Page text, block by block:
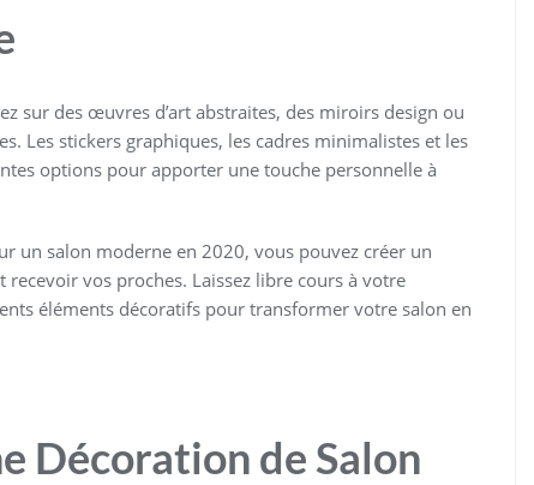
sur des œuvres d’art abstraites, des miroirs design ou
Les stickers graphiques, les cadres minimalistes et les
options pour apporter une touche personnelle à
un salon moderne en 2020, vous pouvez créer un
vos proches. Laissez libre cours à votre
éléments décoratifs pour transformer votre salon en
Décoration de Salon